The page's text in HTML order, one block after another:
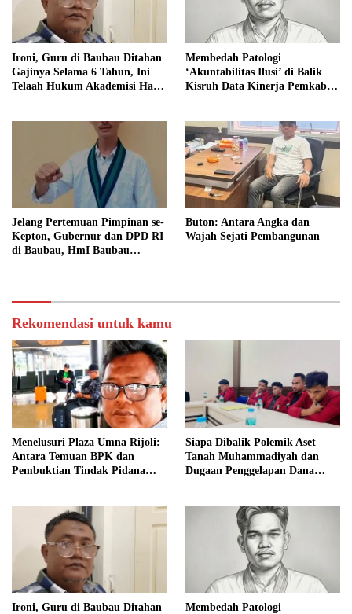
Ironi, Guru di Baubau Ditahan
Gajinya Selama 6 Tahun, Ini
Telaah Hukum Akademisi Hadi
Membedah Patologi
‘Akuntabilitas Ilusi’ di Balik
Kisruh Data Kinerja Pemkab
Jelang Pertemuan Pimpinan se-
Kepton, Gubernur dan DPD RI
di Baubau, HmI Baubau
Buton: Antara Angka dan
Wajah Sejati Pembangunan
Rekomendasi untuk kamu
Menelusuri Plaza Umna Rijoli:
Antara Temuan BPK dan
Pembuktian Tindak Pidana
Siapa Dibalik Polemik Aset
Tanah Muhammadiyah dan
Dugaan Penggelapan Dana
Ironi, Guru di Baubau Ditahan
Membedah Patologi